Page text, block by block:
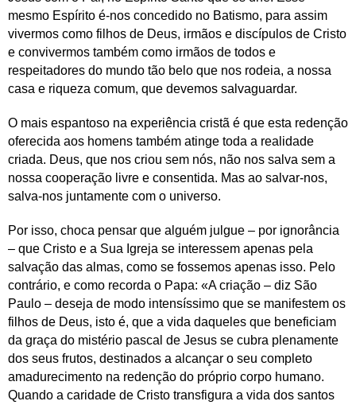
mesmo Espírito é-nos concedido no Batismo, para assim
vivermos como filhos de Deus, irmãos e discípulos de Cristo
e convivermos também como irmãos de todos e
respeitadores do mundo tão belo que nos rodeia, a nossa
casa e riqueza comum, que devemos salvaguardar.
O mais espantoso na experiência cristã é que esta redenção
oferecida aos homens também atinge toda a realidade
criada. Deus, que nos criou sem nós, não nos salva sem a
nossa cooperação livre e consentida. Mas ao salvar-nos,
salva-nos juntamente com o universo.
Por isso, choca pensar que alguém julgue – por ignorância
– que Cristo e a Sua Igreja se interessem apenas pela
salvação das almas, como se fossemos apenas isso. Pelo
contrário, e como recorda o Papa: «A criação – diz São
Paulo – deseja de modo intensíssimo que se manifestem os
filhos de Deus, isto é, que a vida daqueles que beneficiam
da graça do mistério pascal de Jesus se cubra plenamente
dos seus frutos, destinados a alcançar o seu completo
amadurecimento na redenção do próprio corpo humano.
Quando a caridade de Cristo transfigura a vida dos santos